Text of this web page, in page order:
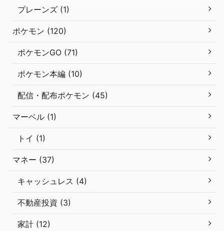
プレーンズ (1)
ポケモン (120)
ポケモンGO (71)
ポケモン本編 (10)
配信・配布ポケモン (45)
マーベル (1)
トイ (1)
マネー (37)
キャッシュレス (4)
不動産投資 (3)
家計 (12)